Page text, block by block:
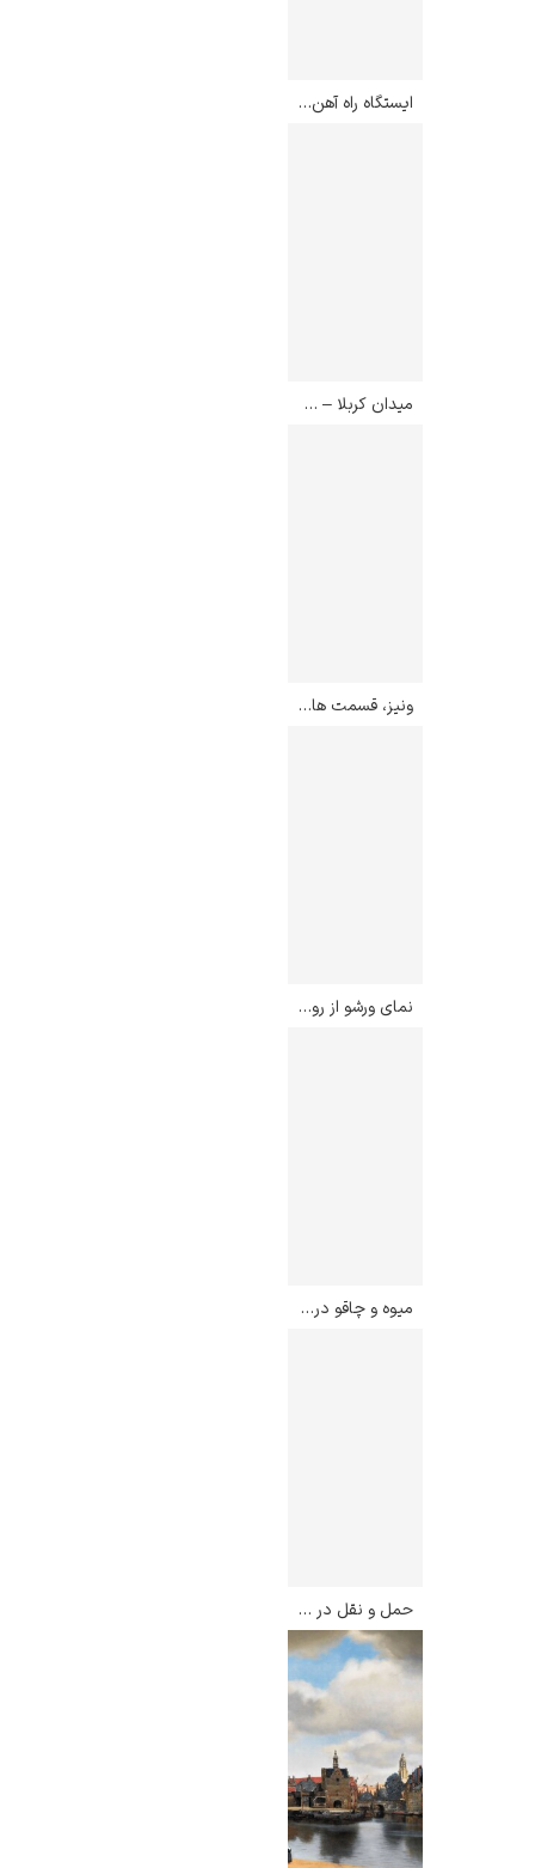
ایستگاه راه آهن ردفرن – آرتور استریتون
میدان کربلا – کمال الملک
ونیز، قسمت های بالای آبراه بزرگ – کانالتو
نمای ورشو از رویال کسل – برناردو بلوتو
میوه و چاقو در مقابل پنجره – دیه گو ریورا
حمل و نقل در کلاید – جان اتکینسون گریمشاو